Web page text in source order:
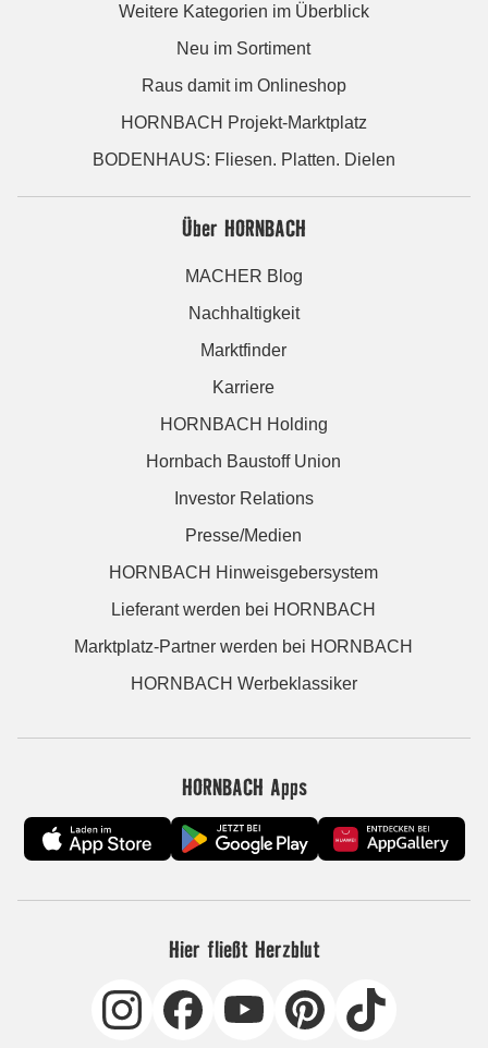
Weitere Kategorien im Überblick
Neu im Sortiment
Raus damit im Onlineshop
HORNBACH Projekt-Marktplatz
BODENHAUS: Fliesen. Platten. Dielen
Über HORNBACH
MACHER Blog
Nachhaltigkeit
Marktfinder
Karriere
HORNBACH Holding
Hornbach Baustoff Union
Investor Relations
Presse/Medien
HORNBACH Hinweisgebersystem
Lieferant werden bei HORNBACH
Marktplatz-Partner werden bei HORNBACH
HORNBACH Werbeklassiker
HORNBACH Apps
Hier fließt Herzblut